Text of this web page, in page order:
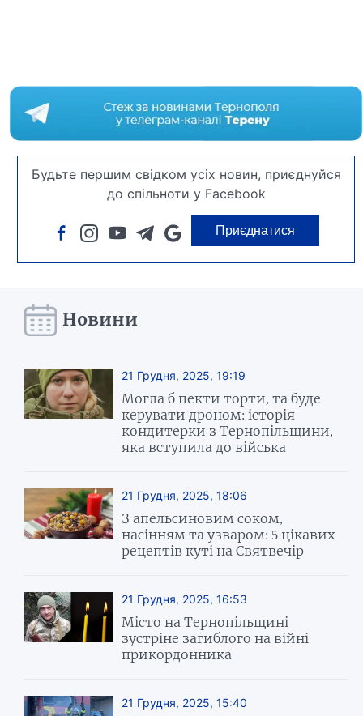
Будьте першим свідком усіх новин, приєднуйся
до спільноти у Facebook
Приєднатися
Новини
21 Грудня, 2025, 19:19
Могла б пекти торти, та буде
керувати дроном: історія
кондитерки з Тернопільщини,
яка вступила до війська
21 Грудня, 2025, 18:06
З апельсиновим соком,
насінням та узваром: 5 цікавих
рецептів куті на Святвечір
21 Грудня, 2025, 16:53
Місто на Тернопільщині
зустріне загиблого на війні
прикордонника
21 Грудня, 2025, 15:40